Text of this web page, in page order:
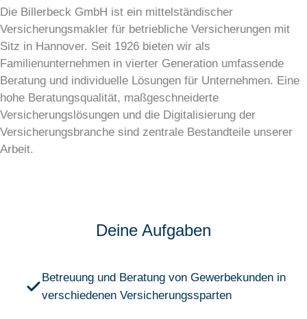
Die Billerbeck GmbH ist ein mittelständischer
Versicherungsmakler für betriebliche Versicherungen mit
Sitz in Hannover. Seit 1926 bieten wir als
Familienunternehmen in vierter Generation umfassende
Beratung und individuelle Lösungen für Unternehmen. Eine
hohe Beratungsqualität, maßgeschneiderte
Versicherungslösungen und die Digitalisierung der
Versicherungsbranche sind zentrale Bestandteile unserer
Arbeit.
Deine Aufgaben
Betreuung und Beratung von Gewerbekunden in
verschiedenen Versicherungssparten